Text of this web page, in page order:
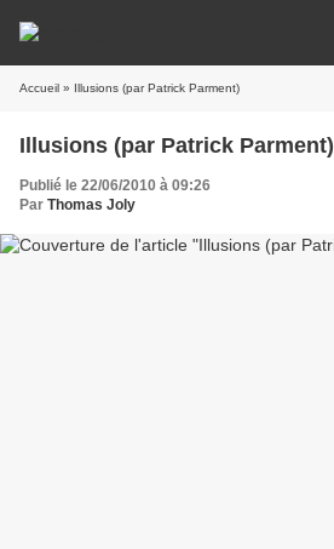
Accueil » Illusions (par Patrick Parment)
Illusions (par Patrick Parment)
Publié le 22/06/2010 à 09:26
Par Thomas Joly